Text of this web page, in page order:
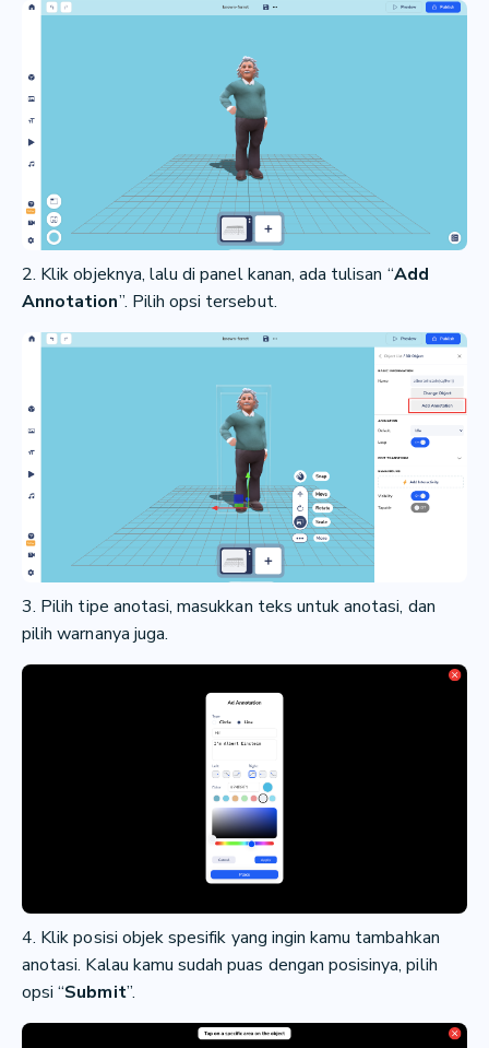
2. Klik objeknya, lalu di panel kanan, ada tulisan “Add
Annotation”. Pilih opsi tersebut.
3. Pilih tipe anotasi, masukkan teks untuk anotasi, dan
pilih warnanya juga.
4. Klik posisi objek spesifik yang ingin kamu tambahkan
anotasi. Kalau kamu sudah puas dengan posisinya, pilih
opsi “Submit”.